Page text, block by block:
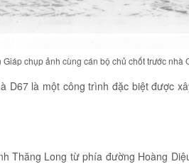
chụp ảnh cùng cán bộ chủ chốt trước nhà
D67 là một công trình đặc biệt được
Thăng Long từ phía đường Hoàng